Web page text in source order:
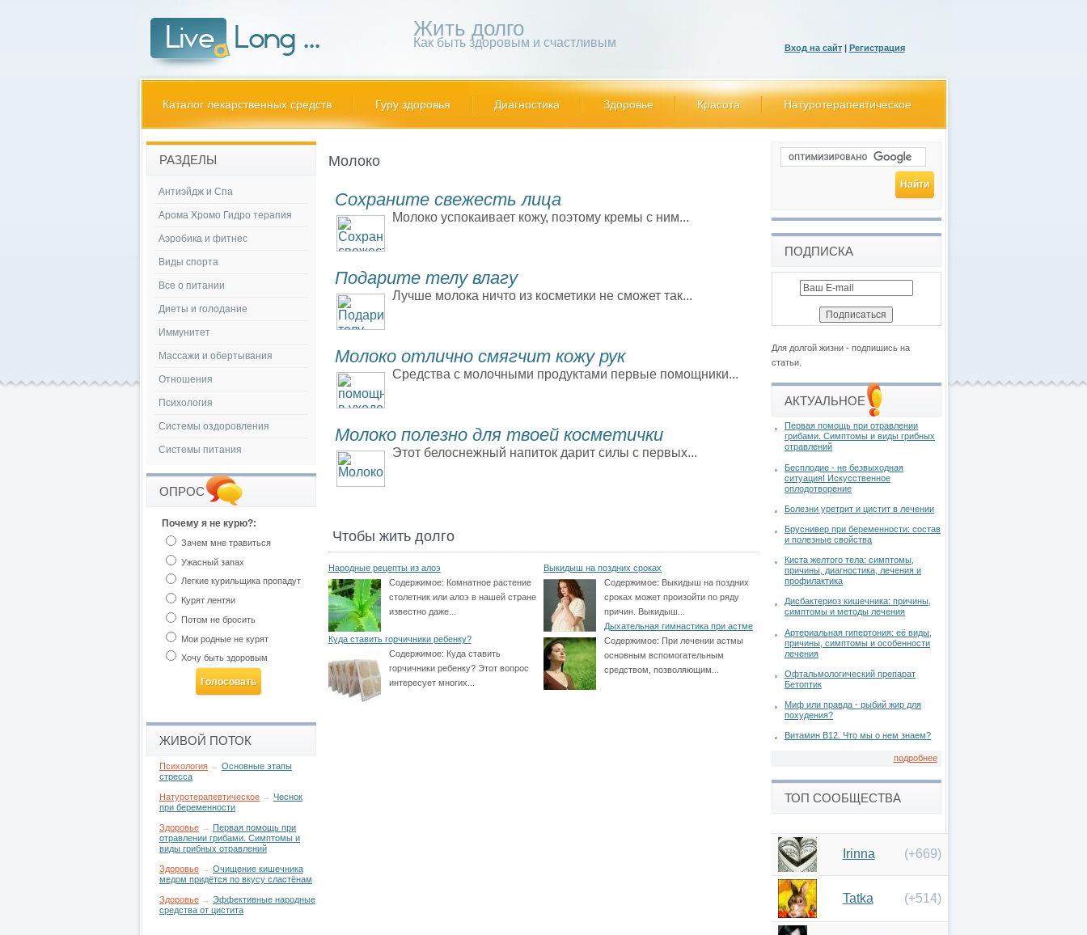
Жить долго
Как быть здоровым и счастливым Вход на сайт | Регистрация
Каталог лекарственных средств Гуру здоровья Диагностика Здоровье Красота Натуротерапевтическое
Молоко
Сохраните свежесть лица
Молоко успокаивает кожу, поэтому кремы с ним...
Подарите телу влагу
Лучше молока ничто из косметики не сможет так...
Молоко отлично смягчит кожу рук
Средства с молочными продуктами первые помощники...
Молоко полезно для твоей косметички
Этот белоснежный напиток дарит силы с первых...
Чтобы жить долго
Народные рецепты из алоэ
Содержимое: Комнатное растение
столетник или алоэ в нашей стране
известно даже...
Выкидыш на поздних сроках
Содержимое: Выкидыш на поздних
сроках может произойти по ряду
причин. Выкидыш...
Куда ставить горчичники ребенку?
Содержимое: Куда ставить
горчичники ребенку? Этот вопрос
интересует многих...
Дыхательная гимнастика при астме
Содержимое: При лечении астмы
основным вспомогательным
средством, позволяющим...
РАЗДЕЛЫ
Антиэйдж и Спа
Арома Хромо Гидро терапия
Аэробика и фитнес
Виды спорта
Все о питании
Диеты и голодание
Иммунитет
Массажи и обертывания
Отношения
Психология
Системы оздоровления
Системы питания
ОПРОС
Почему я не курю?:
Зачем мне травиться
Ужасный запах
Легкие курильщика пропадут
Курят лентяи
Потом не бросить
Мои родные не курят
Хочу быть здоровым
ЖИВОЙ ПОТОК
Психология → Основные этапы
стресса
Натуротерапевтическое → Чеснок
при беременности
Здоровье → Первая помощь при
отравлении грибами. Симптомы и
виды грибных отравлений
Здоровье → Очищение кишечника
медом придётся по вкусу сластёнам
Здоровье → Эффективные народные
средства от цистита
ПОДПИСКА
Для долгой жизни - подпишись на
статьи.
АКТУАЛЬНОЕ
Первая помощь при отравлении
грибами. Симптомы и виды грибных
отравлений
Бесплодие - не безвыходная
ситуация! Искусственное
оплодотворение
Болезни уретрит и цистит в лечении
Бруснивер при беременности: состав
и полезные свойства
Киста желтого тела: симптомы,
причины, диагностика, лечения и
профилактика
Дисбактериоз кишечника: причины,
симптомы и методы лечения
Артериальная гипертония: её виды,
причины, симптомы и особенности
лечения
Офтальмологический препарат
Бетоптик
Миф или правда - рыбий жир для
похудения?
Витамин В12. Что мы о нем знаем?
подробнее
ТОП СООБЩЕСТВА
Irinna (+669)
Tatka (+514)